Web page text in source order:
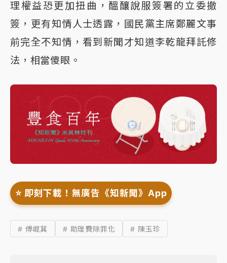
理權益恐更加扭曲，醞釀說服簽署的立委撤
簽，更有知情人士透露，國民黨主席鄭麗文事
前完全不知情，看到新聞才知道李乾龍拜託修
法，相當傻眼。
⭐️ 即刻下載！無廣告《知新聞》App
# 傅崐萁 # 助理費除罪化 # 陳玉珍